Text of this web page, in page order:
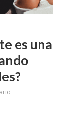
es una